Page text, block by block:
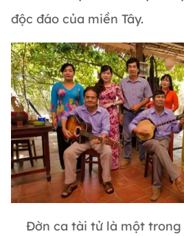
độc đáo của miền Tây.
Đờn ca tài tử là một